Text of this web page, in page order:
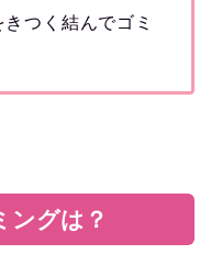
つく結んでゴミ
ングは？